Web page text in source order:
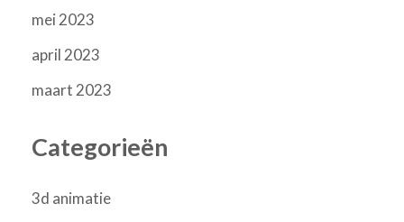
mei 2023
april 2023
maart 2023
Categorieën
3d animatie